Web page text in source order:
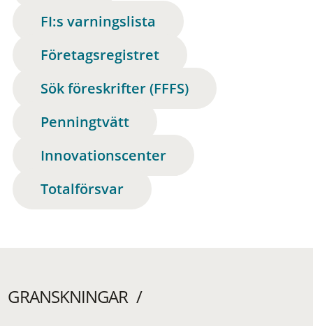
FI:s varningslista
Företagsregistret
Sök föreskrifter (FFFS)
Penningtvätt
Innovationscenter
Totalförsvar
GRANSKNINGAR